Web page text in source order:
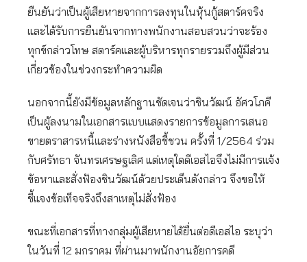
ยืนยันว่าเป็นผู้เสียหายจากการลงทุนในหุ้นกู้สตาร์คจริง
และได้รับการยืนยันจากทางพนักงานสอบสวนว่าจะร้อง
ทุกข์กล่าวโทษ สตาร์คและผู้บริหารทุกรายรวมถึงผู้มีส่วน
เกี่ยวข้องในช่วงกระทําความผิด
นอกจากนี้ยังมีข้อมูลหลักฐานชัดเจนว่าชินวัฒน์ อัศวโภคี
เป็นผู้ลงนามในเอกสารแบบแสดงรายการข้อมูลการเสนอ
ขายตราสารหนี้และร่างหนังสือชี้ชวน ครั้งที่ 1/2564 ร่วม
กับศรัทธา จันทรเศรษฐเลิศ แต่เหตุใดดีเอสไอจึงไม่มีการแจ้ง
ข้อหาและสั่งฟ้องชินวัฒน์ด้วยประเด็นดังกล่าว จึงขอให้
ชี้แจงข้อเท็จจริงถึงสาเหตุไม่สั่งฟ้อง
ขณะที่เอกสารที่ทางกลุ่มผู้เสียหายได้ยื่นต่อดีเอสไอ ระบุว่า
ในวันที่ 12 มกราคม ที่ผ่านมาพนักงานอัยการคดี